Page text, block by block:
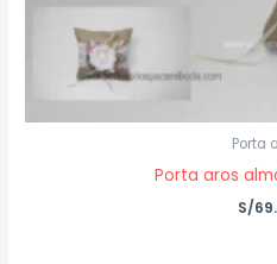
Porta
Porta aros
S/